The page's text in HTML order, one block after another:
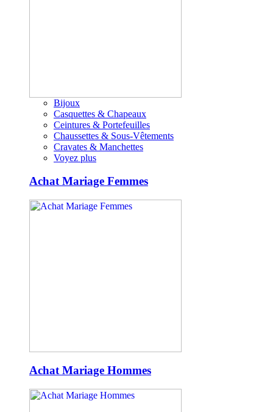
Bijoux
Casquettes & Chapeaux
Ceintures & Portefeuilles
Chaussettes & Sous-Vêtements
Cravates & Manchettes
Voyez plus
Achat Mariage Femmes
Achat Mariage Hommes